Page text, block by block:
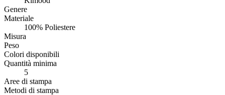
Genere
Materiale
100% Poliestere
Misura
Peso
Colori disponibili
Quantità minima
5
Aree di stampa
Metodi di stampa